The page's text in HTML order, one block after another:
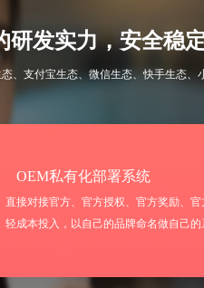
研发实力，安全稳
、支付宝生态、微信生态、快手生态、
轻成本投入，以自己的品牌命名做自己的
直接对接官方、官方授权、官方奖励、官
OEM私有化部署系统